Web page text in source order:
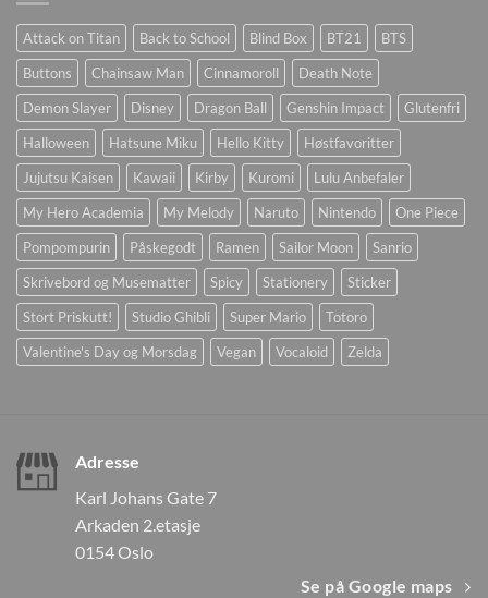
Attack on Titan Back to School Blind Box BT21
BTS
Buttons
Chainsaw Man Cinnamoroll
Death Note
Demon Slayer
Disney Dragon Ball Genshin Impact
Glutenfri
Halloween
Hatsune Miku Hello Kitty
Høstfavoritter
Jujutsu Kaisen
Kawaii Kirby Kuromi
Lulu Anbefaler
My Hero Academia
My Melody Naruto Nintendo
One Piece
Pompompurin
Påskegodt Ramen Sailor Moon
Sanrio
Skrivebord og Musematter
Spicy Stationery
Sticker
Stort Priskutt!
Studio Ghibli Super Mario
Totoro
Valentine's Day og Morsdag
Vegan Vocaloid Zelda
Adresse
Karl Johans Gate 7
Arkaden 2.etasje
0154 Oslo
Se på Google maps